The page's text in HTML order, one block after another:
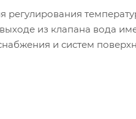
регулирования
из клапана вода
и систем